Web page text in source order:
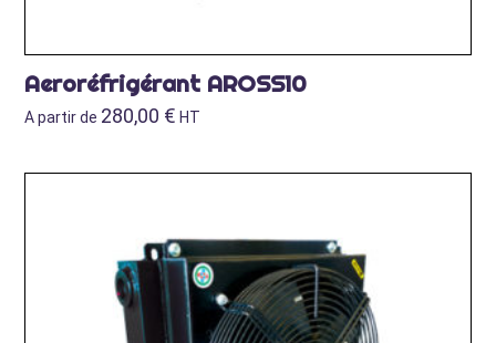
Aeroréfrigérant AROSS10
A partir de 280,00 € HT